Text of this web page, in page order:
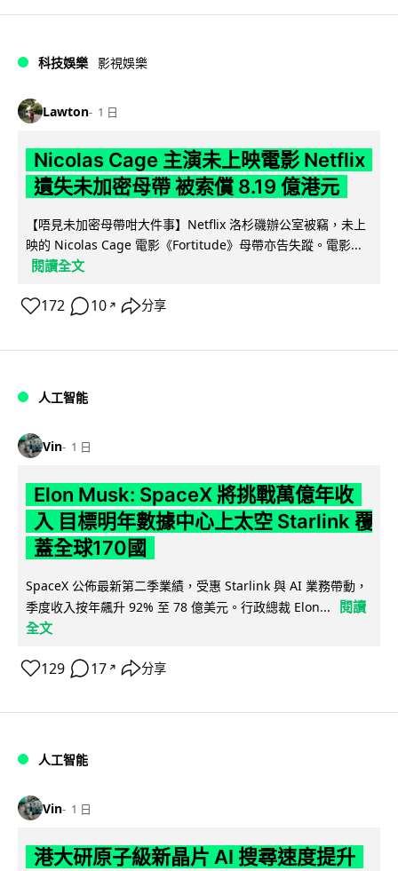
科技娛樂 影視娛樂
Lawton 1 日
Nicolas Cage 主演未上映電影 Netflix
遺失未加密母帶 被索償 8.19 億港元
【唔見未加密母帶咁大件事】Netflix 洛杉磯辦公室被竊，未上
映的 Nicolas Cage 電影《Fortitude》母帶亦告失蹤。電影...
閱讀全文
172 10 ↗ 分享
人工智能
Vin 1 日
Elon Musk: SpaceX 將挑戰萬億年收
入 目標明年數據中心上太空 Starlink 覆
蓋全球170國
SpaceX 公佈最新第二季業績，受惠 Starlink 與 AI 業務帶動，
季度收入按年飆升 92% 至 78 億美元。行政總裁 Elon...
閱讀
全文
129 17 ↗ 分享
人工智能
Vin 1 日
港大研原子級新晶片 AI 搜尋速度提升